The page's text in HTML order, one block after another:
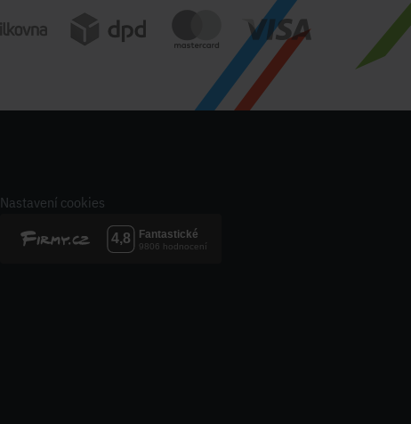
Nastavení cookies